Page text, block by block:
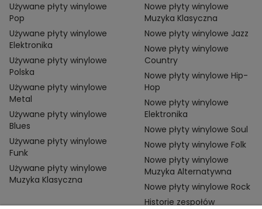
Używane płyty winylowe
Pop
Używane płyty winylowe
Elektronika
Używane płyty winylowe
Polska
Używane płyty winylowe
Metal
Używane płyty winylowe
Blues
Używane płyty winylowe
Funk
Używane płyty winylowe
Muzyka Klasyczna
Nowe płyty winylowe
Muzyka Klasyczna
Nowe płyty winylowe Jazz
Nowe płyty winylowe
Country
Nowe płyty winylowe Hip-
Hop
Nowe płyty winylowe
Elektronika
Nowe płyty winylowe Soul
Nowe płyty winylowe Folk
Nowe płyty winylowe
Muzyka Alternatywna
Nowe płyty winylowe Rock
Historie zespołów